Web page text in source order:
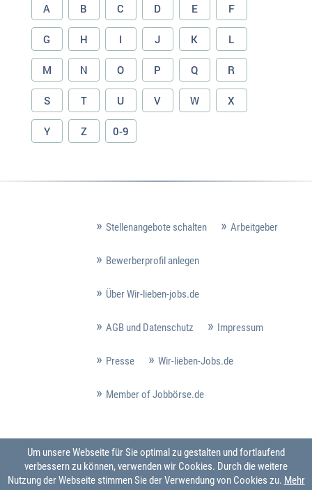
A B C D E F
G H I J K L
M N O P Q R
S T U V W X
Y Z 0-9
Stellenangebote schalten Arbeitgeber
Bewerberprofil anlegen
Über Wir-lieben-jobs.de
AGB und Datenschutz Impressum
Presse Wir-lieben-Jobs.de
Member of Jobbörse.de
Um unsere Webseite für Sie optimal zu gestalten und fortlaufend
verbessern zu können, verwenden wir Cookies. Durch die weitere
Nutzung der Webseite stimmen Sie der Verwendung von Cookies zu. Mehr